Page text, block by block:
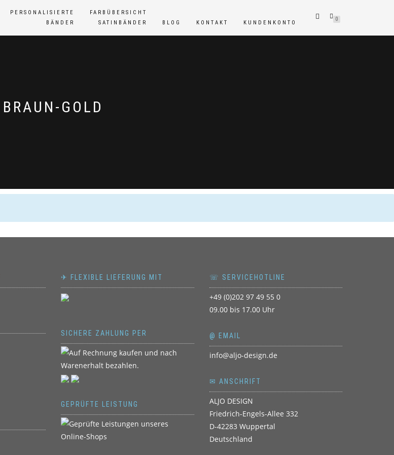
PERSONALISIERTE
BÄNDER
FARBÜBERSICHT
SATINBÄNDER
BLOG KONTAKT KUNDENKONTO
0
BRAUN-GOLD
✈ FLEXIBLE LIEFERUNG MIT
SICHERE ZAHLUNG PER
GEPRÜFTE LEISTUNG
☏ SERVICEHOTLINE
+49 (0)202 97 49 55 0
09.00 bis 17.00 Uhr
@ EMAIL
info@aljo-design.de
✉ ANSCHRIFT
ALJO DESIGN
Friedrich-Engels-Allee 332
D-42283 Wuppertal
Deutschland